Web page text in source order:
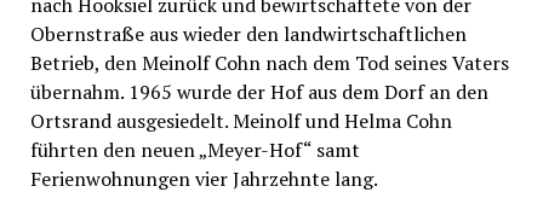
Obernstraße aus wieder den landwirtschaftlichen
Betrieb, den Meinolf Cohn nach dem Tod seines Vaters
übernahm. 1965 wurde der Hof aus dem Dorf an den
Ortsrand ausgesiedelt. Meinolf und Helma Cohn
führten den neuen „Meyer-Hof“ samt
Ferienwohnungen vier Jahrzehnte lang.